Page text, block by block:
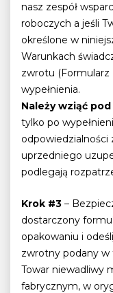
nasz zespół
roboczych a jeśli
określone w
Warunkach
zwrotu (Formularz
wypełnienia.
Należy wziąć
tylko po
odpowiedzialności
uprzedniego
podlegają
Krok #3 –
dostarczony
opakowaniu i
zwrotny podany w
Towar niewadliwy
fabrycznym, w